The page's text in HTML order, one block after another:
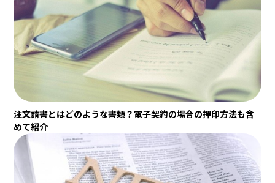
注文請書とはどのような書類？電子契約の場合の押印方法も含
めて紹介